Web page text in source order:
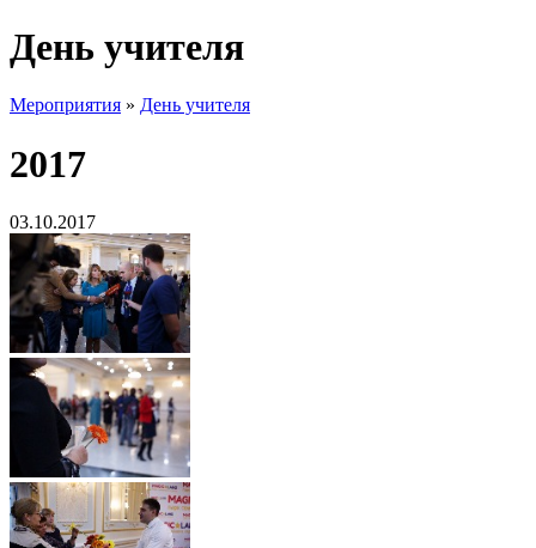
День учителя
Мероприятия » День учителя
2017
03.10.2017